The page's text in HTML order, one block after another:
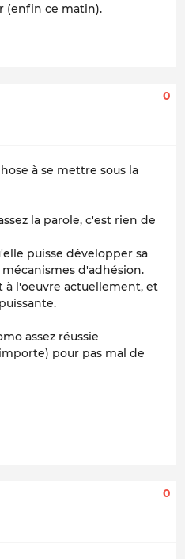
(enfin ce matin).
0
à se mettre sous la
la parole, c'est rien de
puisse développer sa
d'adhésion.
à l'oeuvre actuellement, et
assez réussie
pour pas mal de
0